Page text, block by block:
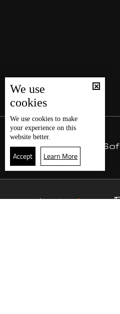
We use
cookies
We use cookies to make
your experience on this
website better.
Accept Learn More
الجدول البث المباشر